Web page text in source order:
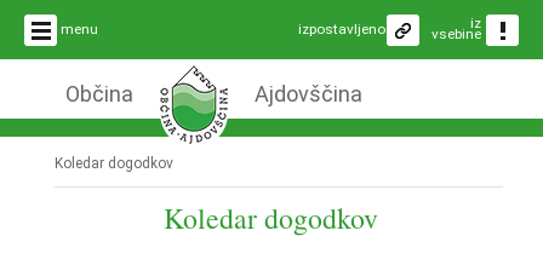
menu iz
vsebine
izpostavljeno
Občina Ajdovščina
Koledar dogodkov
Koledar dogodkov